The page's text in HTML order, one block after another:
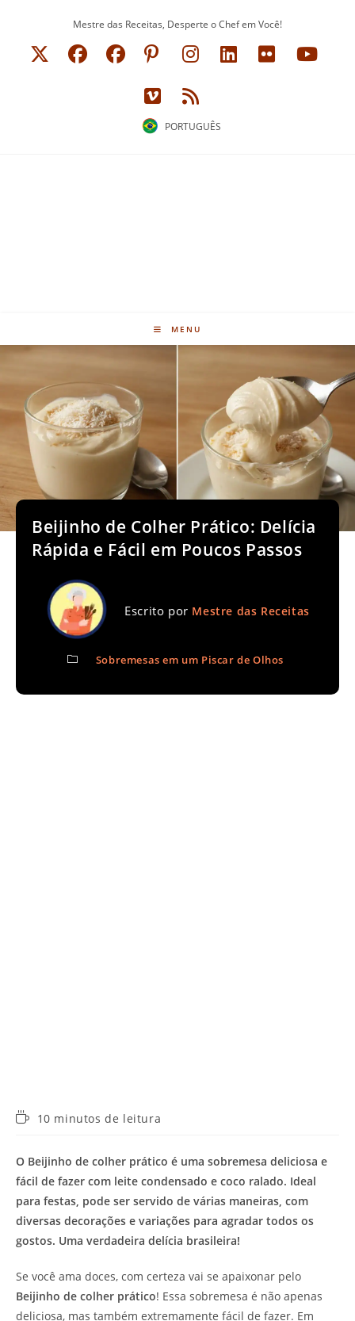
Mestre das Receitas, Desperte o Chef em Você!
PORTUGUÊS
MENU
Beijinho de Colher Prático: Delícia
Rápida e Fácil em Poucos Passos
Escrito por Mestre das Receitas
Sobremesas em um Piscar de Olhos
Tempo10 minutos de leitura
O Beijinho de colher prático é uma sobremesa deliciosa e
fácil de fazer com leite condensado e coco ralado. Ideal
para festas, pode ser servido de várias maneiras, com
diversas decorações e variações para agradar todos os
gostos. Uma verdadeira delícia brasileira!
Se você ama doces, com certeza vai se apaixonar pelo
Beijinho de colher prático! Essa sobremesa é não apenas
deliciosa, mas também extremamente fácil de fazer. Em